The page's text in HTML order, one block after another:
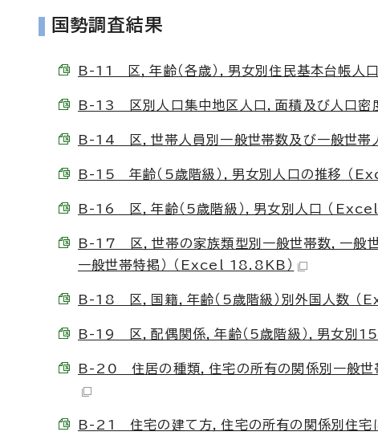
国勢調査結果
B-11 区，年齢（各歳），男女別住民基本台帳
B-13 区別人口集中地区人口，面積及び人口
B-14 区，世帯人員別一般世帯数及び一般世
B-15 年齢（5歳階級），男女別人口の推移 （
B-16 区，年齢（5歳階級），男女別人口 （
B-17 区，世帯の家族類型別一般世帯数，一般
一般世帯特掲） （Excel 18.8KB）
B-18 区，国籍，年齢（5歳階級）別外国人数
B-19 区，配偶関係，年齢（5歳階級），男女
B-20 住居の種類，住宅の所有の関係別一般世
B-21 住宅の建て方，住宅の所有の関係別住